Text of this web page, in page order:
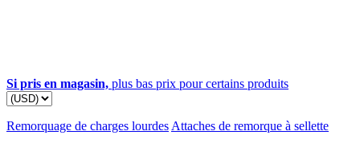
Si pris en magasin, plus bas prix pour certains produits
Remorquage de charges lourdes Attaches de remorque à sellette